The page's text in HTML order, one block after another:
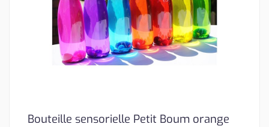
Bouteille sensorielle Petit Boum orange